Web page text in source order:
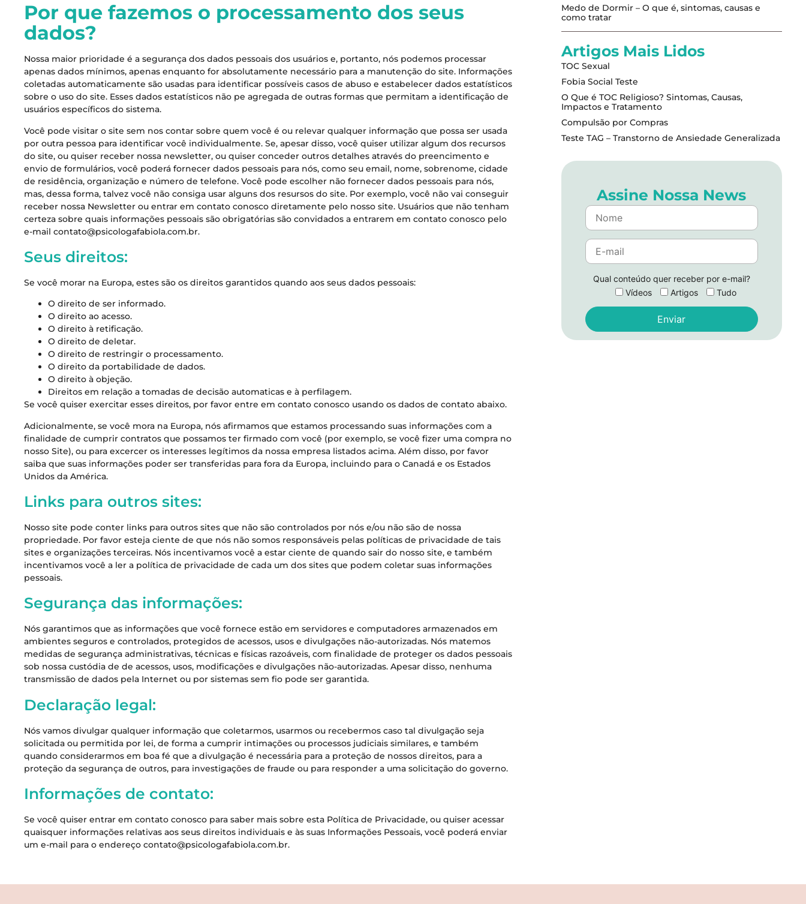
Por que fazemos o processamento dos seus
dados?
Nossa maior prioridade é a segurança dos dados pessoais dos usuários e, portanto, nós podemos processar
apenas dados mínimos, apenas enquanto for absolutamente necessário para a manutenção do site. Informações
coletadas automaticamente são usadas para identificar possíveis casos de abuso e estabelecer dados estatísticos
sobre o uso do site. Esses dados estatísticos não pe agregada de outras formas que permitam a identificação de
usuários específicos do sistema.
Você pode visitar o site sem nos contar sobre quem você é ou relevar qualquer informação que possa ser usada
por outra pessoa para identificar você individualmente. Se, apesar disso, você quiser utilizar algum dos recursos
do site, ou quiser receber nossa newsletter, ou quiser conceder outros detalhes através do preencimento e
envio de formulários, você poderá fornecer dados pessoais para nós, como seu email, nome, sobrenome, cidade
de residência, organização e número de telefone. Você pode escolher não fornecer dados pessoais para nós,
mas, dessa forma, talvez você não consiga usar alguns dos resursos do site. Por exemplo, você não vai conseguir
receber nossa Newsletter ou entrar em contato conosco diretamente pelo nosso site. Usuários que não tenham
certeza sobre quais informações pessoais são obrigatórias são convidados a entrarem em contato conosco pelo
e-mailcontato@psicologafabiola.com.br.
Seus direitos:
Se você morar na Europa, estes são os direitos garantidos quando aos seus dados pessoais:
O direito de ser informado.
O direito ao acesso.
O direito à retificação.
O direito de deletar.
O direito de restringir o processamento.
O direito da portabilidade de dados.
O direito à objeção.
Direitos em relação a tomadas de decisão automaticas e à perfilagem.
Se você quiser exercitar esses direitos, por favor entre em contato conosco usando os dados de contato abaixo.
Adicionalmente, se você mora na Europa, nós afirmamos que estamos processando suas informações com a
finalidade de cumprir contratos que possamos ter firmado com você (por exemplo, se você fizer uma compra no
nosso Site), ou para excercer os interesses legítimos da nossa empresa listados acima. Além disso, por favor
saiba que suas informações poder ser transferidas para fora da Europa, incluindo para o Canadá e os Estados
Unidos da América.
Links para outros sites:
Nosso site pode conter links para outros sites que não são controlados por nós e/ou não são de nossa
propriedade. Por favor esteja ciente de que nós não somos responsáveis pelas políticas de privacidade de tais
sites e organizações terceiras. Nós incentivamos você a estar ciente de quando sair do nosso site, e também
incentivamos você a ler a política de privacidade de cada um dos sites que podem coletar suas informações
pessoais.
Segurança das informações:
Nós garantimos que as informações que você fornece estão em servidores e computadores armazenados em
ambientes seguros e controlados, protegidos de acessos, usos e divulgações não-autorizadas. Nós matemos
medidas de segurança administrativas, técnicas e físicas razoáveis, com finalidade de proteger os dados pessoais
sob nossa custódia de de acessos, usos, modificações e divulgações não-autorizadas. Apesar disso, nenhuma
transmissão de dados pela Internet ou por sistemas sem fio pode ser garantida.
Declaração legal:
Nós vamos divulgar qualquer informação que coletarmos, usarmos ou recebermos caso tal divulgação seja
solicitada ou permitida por lei, de forma a cumprir intimações ou processos judiciais similares, e também
quando considerarmos em boa fé que a divulgação é necessária para a proteção de nossos direitos, para a
proteção da segurança de outros, para investigações de fraude ou para responder a uma solicitação do governo.
Informações de contato:
Se você quiser entrar em contato conosco para saber mais sobre esta Política de Privacidade, ou quiser acessar
quaisquer informações relativas aos seus direitos individuais e às suas Informações Pessoais, você poderá enviar
um e-mail para o endereçocontato@psicologafabiola.com.br.
Medo de Dormir – O que é, sintomas, causas e
como tratar
Artigos Mais Lidos
TOC Sexual
Fobia Social Teste
O Que é TOC Religioso? Sintomas, Causas,
Impactos e Tratamento
Compulsão por Compras
Teste TAG – Transtorno de Ansiedade Generalizada
Assine Nossa News
Qual conteúdo quer receber por e-mail?
Vídeos
Artigos Tudo